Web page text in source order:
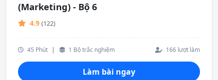
(Marketing) - Bộ 6
4.9 (122)
45 Phút | 1 Bộ trắc nghiệm 166 lượt làm
Làm bài ngay